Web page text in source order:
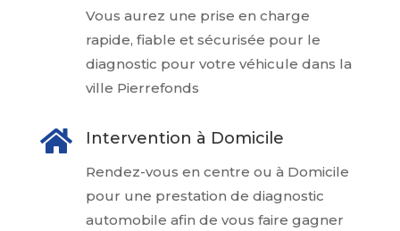
Vous aurez une prise en charge
rapide, fiable et sécurisée pour le
diagnostic pour votre véhicule dans la
ville Pierrefonds
 Intervention à Domicile
Rendez-vous en centre ou à Domicile
pour une prestation de diagnostic
automobile afin de vous faire gagner